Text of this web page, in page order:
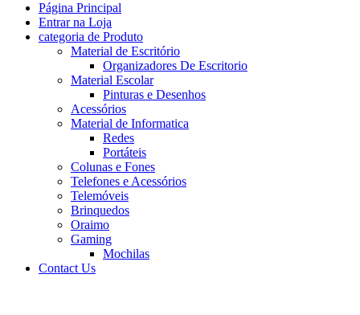
Página Principal
Entrar na Loja
categoria de Produto
Material de Escritório
Organizadores De Escritorio
Material Escolar
Pinturas e Desenhos
Acessórios
Material de Informatica
Redes
Portáteis
Colunas e Fones
Telefones e Acessórios
Telemóveis
Brinquedos
Oraimo
Gaming
Mochilas
Contact Us